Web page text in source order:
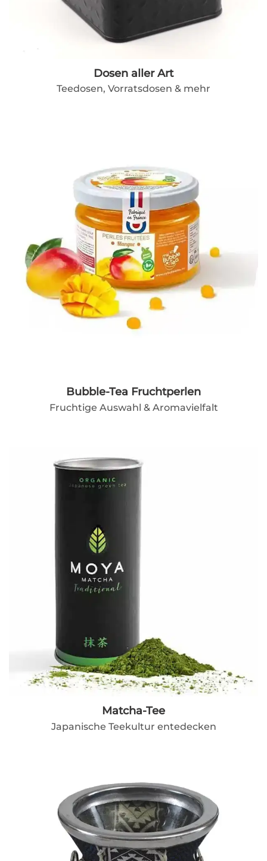
Dosen aller Art
Teedosen, Vorratsdosen & mehr
Bubble-Tea Fruchtperlen
Fruchtige Auswahl & Aromavielfalt
Matcha-Tee
Japanische Teekultur entedecken